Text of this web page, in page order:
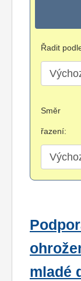
Řadit
Směr
řazení:
mladé